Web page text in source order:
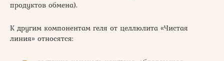
продуктов обмена).
К другим компонентам геля от целлюлита «Чистая
линия» относятся: